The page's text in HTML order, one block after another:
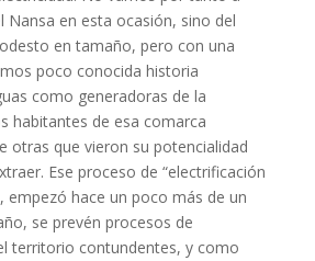
Nansa en esta ocasión, sino del
en tamaño, pero con una
poco conocida historia
como generadoras de la
habitantes de esa comarca
otras que vieron su potencialidad
Ese proceso de “electrificación
empezó hace un poco más de un
se prevén procesos de
territorio contundentes, y como